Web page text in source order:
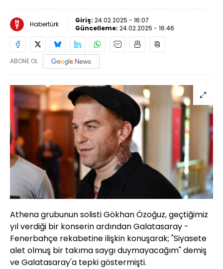
Habertürk Giriş: 24.02.2025 - 16:07
Güncelleme: 24.02.2025 - 16:46
ABONE OL
Athena grubunun solisti Gökhan Özoğuz, geçtiğimiz
yıl verdiği bir konserin ardından Galatasaray -
Fenerbahçe rekabetine ilişkin konuşarak; "Siyasete
alet olmuş bir takıma saygı duymayacağım" demiş
ve Galatasaray'a tepki göstermişti.